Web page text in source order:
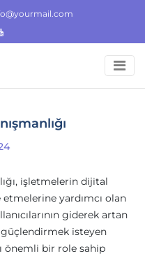
işletmelerin dijital
yardımcı olan
giderek artan
güçlendirmek isteyen
önemli bir role sahip